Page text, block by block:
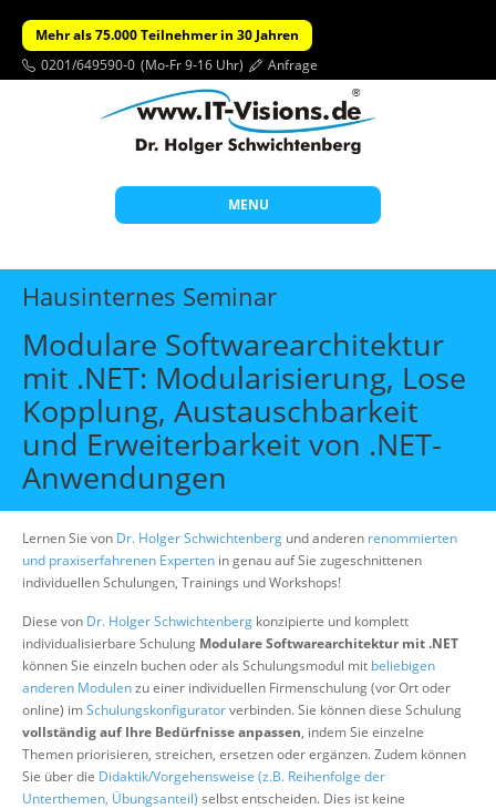
Mehr als 75.000 Teilnehmer in 30 Jahren
0201/649590-0 (Mo-Fr 9-16 Uhr) Anfrage
MENU
Start
Themen
Beratung
Individuelle Schulungen
Offene Seminare
Wissen
Über uns
Suche
Hausinternes Seminar
Modulare Softwarearchitektur
mit .NET: Modularisierung, Lose
Kopplung, Austauschbarkeit
und Erweiterbarkeit von .NET-
Anwendungen
Lernen Sie von Dr. Holger Schwichtenberg und anderen renommierten
und praxiserfahrenen Experten in genau auf Sie zugeschnittenen
individuellen Schulungen, Trainings und Workshops!
Diese von Dr. Holger Schwichtenberg konzipierte und komplett
individualisierbare Schulung Modulare Softwarearchitektur mit .NET
können Sie einzeln buchen oder als Schulungsmodul mit beliebigen
anderen Modulenzu einer individuellen Firmenschulung (vor Ort oder
online) imSchulungskonfiguratorverbinden. Sie können diese Schulung
vollständig auf Ihre Bedürfnisse anpassen, indem Sie einzelne
Themen priorisieren, streichen, ersetzen oder ergänzen. Zudem können
Sie über die Didaktik/Vorgehensweise (z.B. Reihenfolge der
Unterthemen, Übungsanteil) selbst entscheiden. Dies ist keine